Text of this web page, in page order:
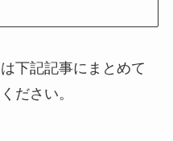
下記記事にまとめて
ださい。